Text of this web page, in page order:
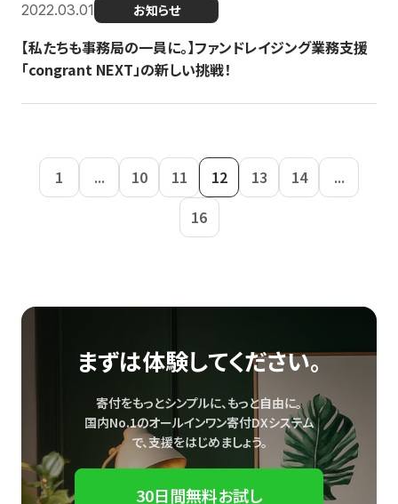
2022.03.01 お知らせ
【私たちも事務局の一員に。】ファンドレイジング業務支援
「congrant NEXT」の新しい挑戦！
1 ... 10 11 12 13 14
...
16
まずは体験してください。
寄付をもっとシンプルに、もっと自由に。
国内No.1のオールインワン寄付DXシステム
で、支援をはじめましょう。
30日間無料お試し